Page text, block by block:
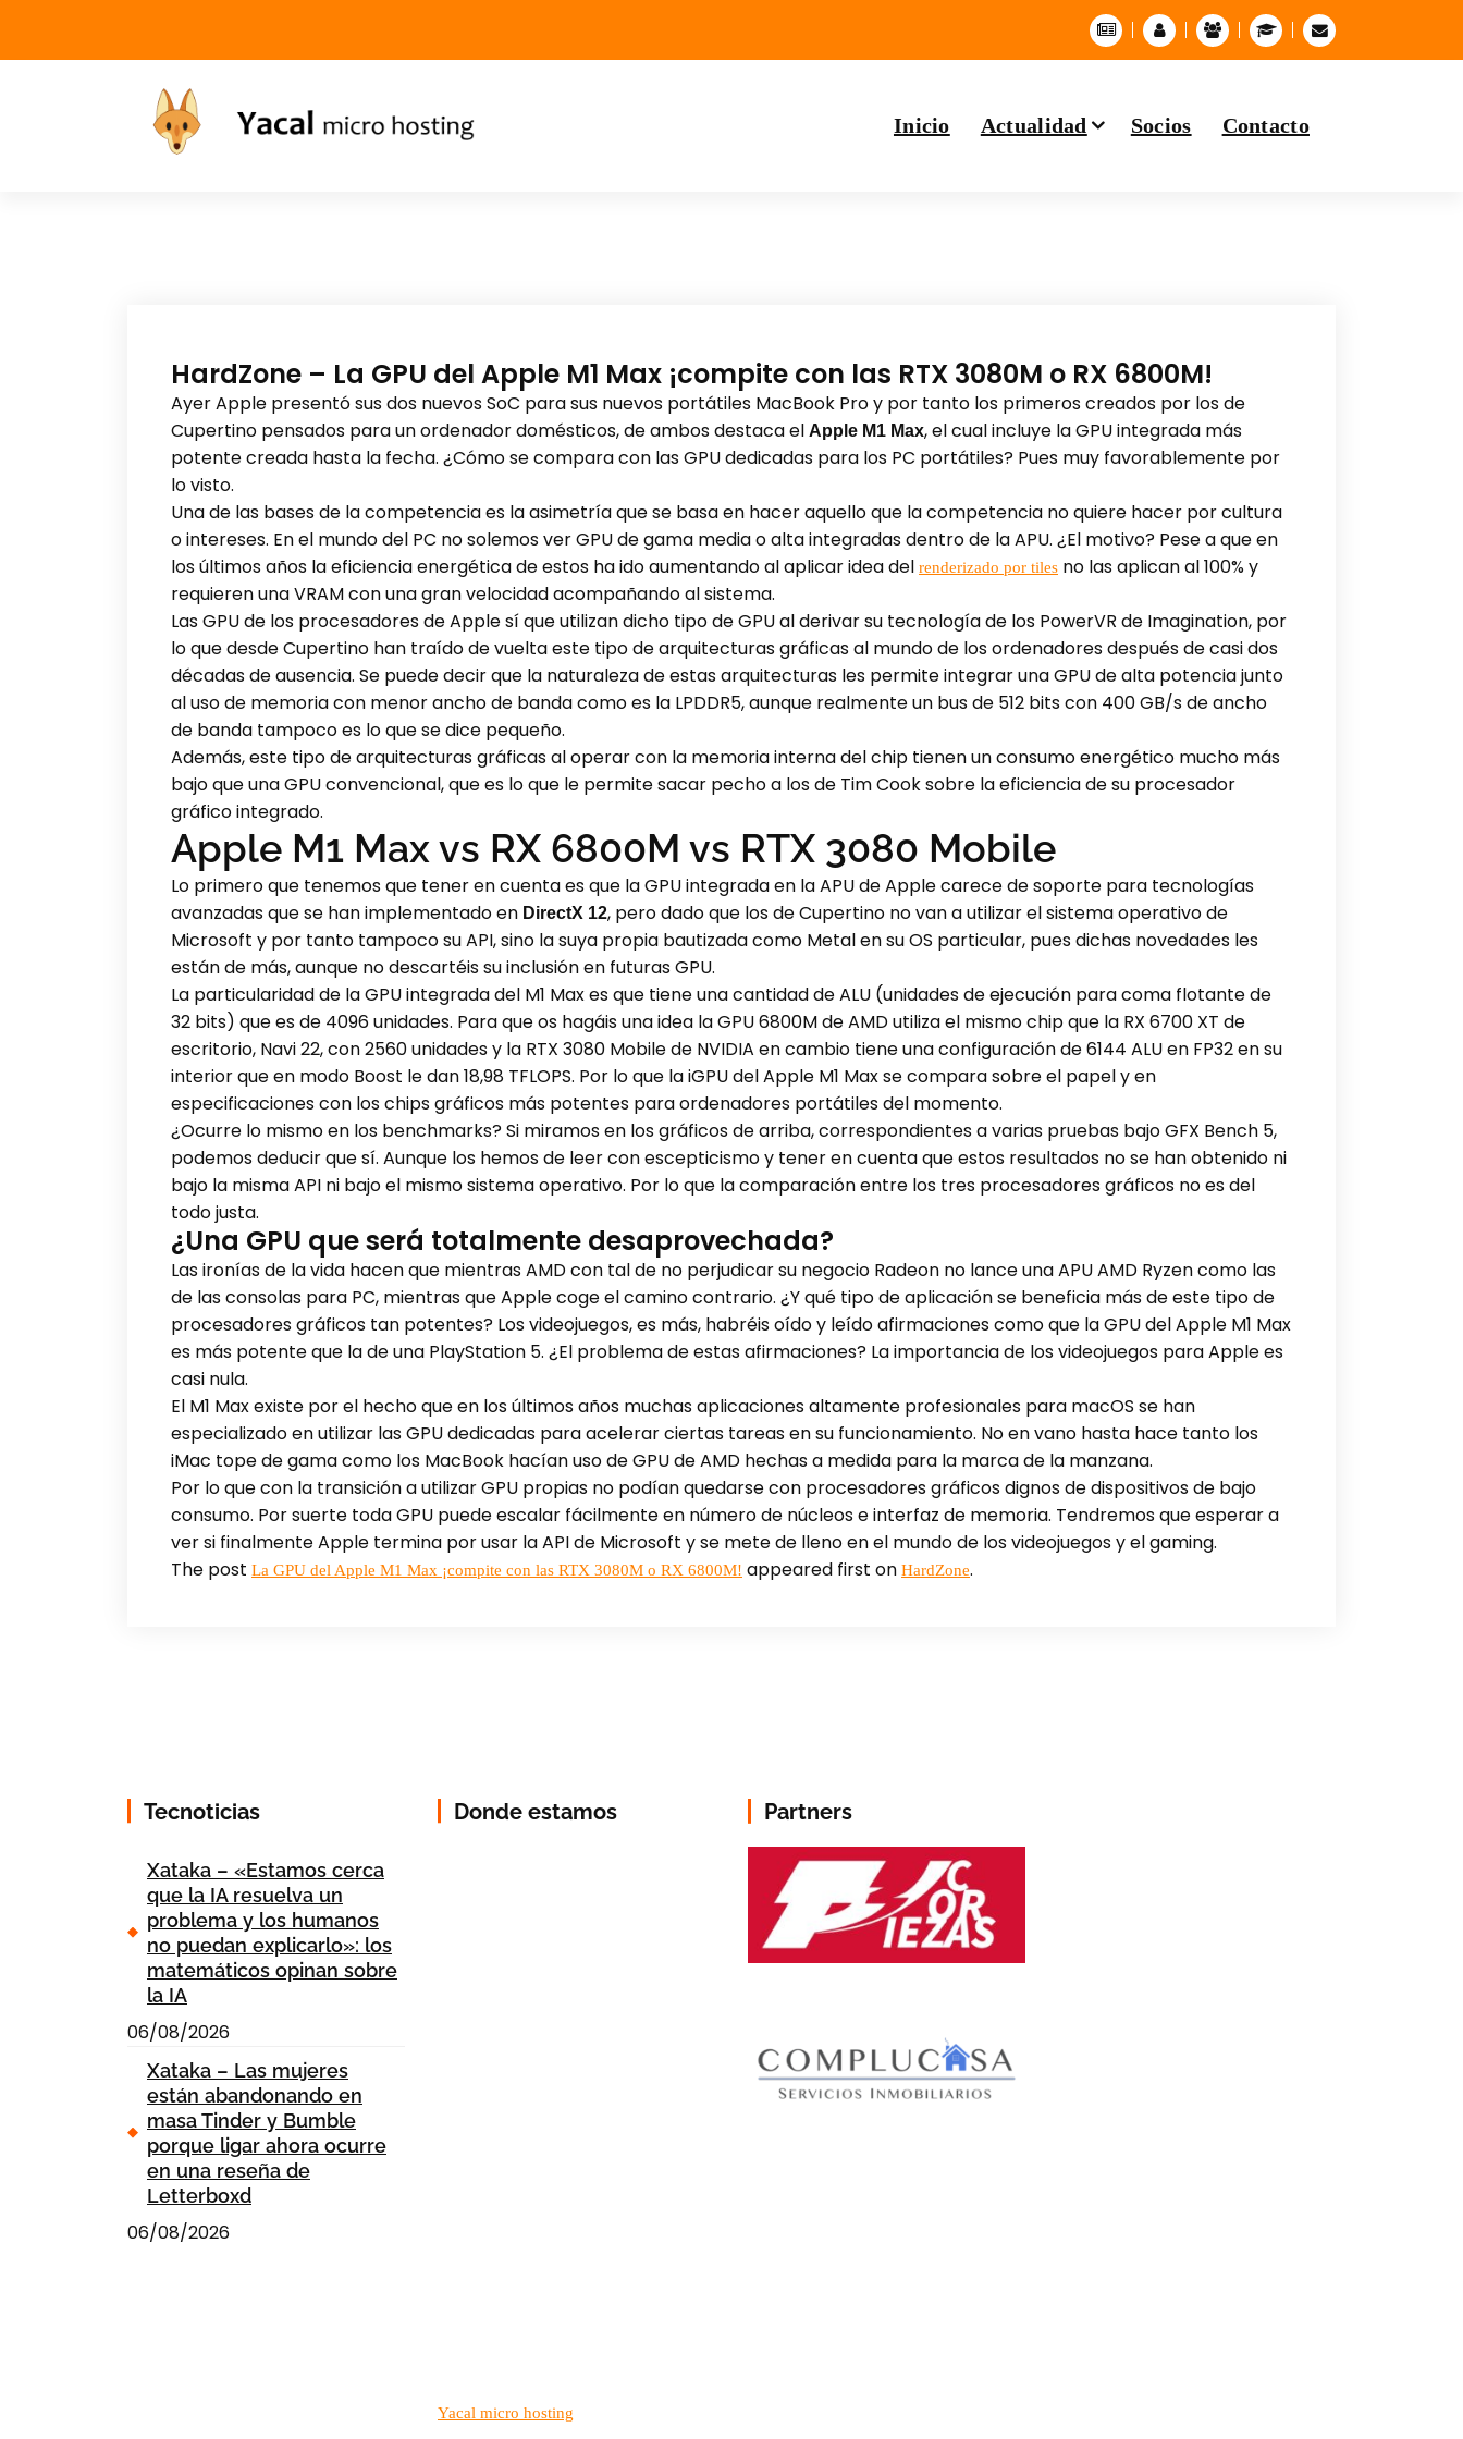
Inicio Actualidad Socios Contacto
HardZone – La GPU del Apple M1 Max ¡compite con las RTX 3080M o RX 6800M!
Ayer Apple presentó sus dos nuevos SoC para sus nuevos portátiles MacBook Pro y por tanto los primeros creados por los de
Cupertino pensados para un ordenador domésticos, de ambos destaca el Apple M1 Max, el cual incluye la GPU integrada más
potente creada hasta la fecha. ¿Cómo se compara con las GPU dedicadas para los PC portátiles? Pues muy favorablemente por
lo visto.
Una de las bases de la competencia es la asimetría que se basa en hacer aquello que la competencia no quiere hacer por cultura
o intereses. En el mundo del PC no solemos ver GPU de gama media o alta integradas dentro de la APU. ¿El motivo? Pese a que en
los últimos años la eficiencia energética de estos ha ido aumentando al aplicar idea del renderizado por tiles no las aplican al 100% y
requieren una VRAM con una gran velocidad acompañando al sistema.
Las GPU de los procesadores de Apple sí que utilizan dicho tipo de GPU al derivar su tecnología de los PowerVR de Imagination, por
lo que desde Cupertino han traído de vuelta este tipo de arquitecturas gráficas al mundo de los ordenadores después de casi dos
décadas de ausencia. Se puede decir que la naturaleza de estas arquitecturas les permite integrar una GPU de alta potencia junto
al uso de memoria con menor ancho de banda como es la LPDDR5, aunque realmente un bus de 512 bits con 400 GB/s de ancho
de banda tampoco es lo que se dice pequeño.
Además, este tipo de arquitecturas gráficas al operar con la memoria interna del chip tienen un consumo energético mucho más
bajo que una GPU convencional, que es lo que le permite sacar pecho a los de Tim Cook sobre la eficiencia de su procesador
gráfico integrado.
Apple M1 Max vs RX 6800M vs RTX 3080 Mobile
Lo primero que tenemos que tener en cuenta es que la GPU integrada en la APU de Apple carece de soporte para tecnologías
avanzadas que se han implementado en DirectX 12, pero dado que los de Cupertino no van a utilizar el sistema operativo de
Microsoft y por tanto tampoco su API, sino la suya propia bautizada como Metal en su OS particular, pues dichas novedades les
están de más, aunque no descartéis su inclusión en futuras GPU.
La particularidad de la GPU integrada del M1 Max es que tiene una cantidad de ALU (unidades de ejecución para coma flotante de
32 bits) que es de 4096 unidades. Para que os hagáis una idea la GPU 6800M de AMD utiliza el mismo chip que la RX 6700 XT de
escritorio, Navi 22, con 2560 unidades y la RTX 3080 Mobile de NVIDIA en cambio tiene una configuración de 6144 ALU en FP32 en su
interior que en modo Boost le dan 18,98 TFLOPS. Por lo que la iGPU del Apple M1 Max se compara sobre el papel y en
especificaciones con los chips gráficos más potentes para ordenadores portátiles del momento.
¿Ocurre lo mismo en los benchmarks? Si miramos en los gráficos de arriba, correspondientes a varias pruebas bajo GFX Bench 5,
podemos deducir que sí. Aunque los hemos de leer con escepticismo y tener en cuenta que estos resultados no se han obtenido ni
bajo la misma API ni bajo el mismo sistema operativo. Por lo que la comparación entre los tres procesadores gráficos no es del
todo justa.
¿Una GPU que será totalmente desaprovechada?
Las ironías de la vida hacen que mientras AMD con tal de no perjudicar su negocio Radeon no lance una APU AMD Ryzen como las
de las consolas para PC, mientras que Apple coge el camino contrario. ¿Y qué tipo de aplicación se beneficia más de este tipo de
procesadores gráficos tan potentes? Los videojuegos, es más, habréis oído y leído afirmaciones como que la GPU del Apple M1 Max
es más potente que la de una PlayStation 5. ¿El problema de estas afirmaciones? La importancia de los videojuegos para Apple es
casi nula.
El M1 Max existe por el hecho que en los últimos años muchas aplicaciones altamente profesionales para macOS se han
especializado en utilizar las GPU dedicadas para acelerar ciertas tareas en su funcionamiento. No en vano hasta hace tanto los
iMac tope de gama como los MacBook hacían uso de GPU de AMD hechas a medida para la marca de la manzana.
Por lo que con la transición a utilizar GPU propias no podían quedarse con procesadores gráficos dignos de dispositivos de bajo
consumo. Por suerte toda GPU puede escalar fácilmente en número de núcleos e interfaz de memoria. Tendremos que esperar a
ver si finalmente Apple termina por usar la API de Microsoft y se mete de lleno en el mundo de los videojuegos y el gaming.
The post La GPU del Apple M1 Max ¡compite con las RTX 3080M o RX 6800M! appeared first on HardZone.
Tecnoticias
Xataka – «Estamos cerca
que la IA resuelva un
problema y los humanos
no puedan explicarlo»: los
matemáticos opinan sobre
la IA
06/08/2026
Xataka – Las mujeres
están abandonando en
masa Tinder y Bumble
porque ligar ahora ocurre
en una reseña de
Letterboxd
06/08/2026
Donde estamos
Yacal micro hosting
Partners